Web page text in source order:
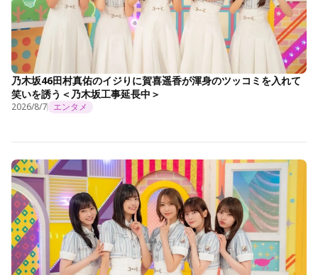
乃木坂46田村真佑のイジりに賀喜遥香が渾身のツッコミを入れて
笑いを誘う＜乃木坂工事延長中＞
2026/8/7 エンタメ